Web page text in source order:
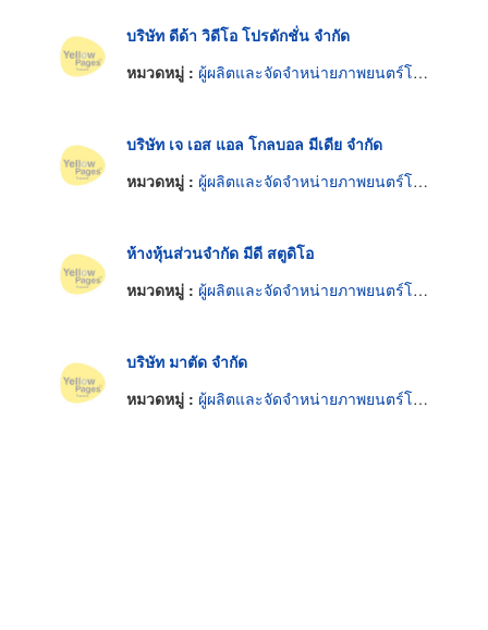
บริษัท ดีด้า วิดีโอ โปรดักชั่น จำกัด
หมวดหมู่ : ผู้ผลิตและจัดจำหน่ายภาพยนตร์โทรทัศน์
บริษัท เจ เอส แอล โกลบอล มีเดีย จำกัด
หมวดหมู่ : ผู้ผลิตและจัดจำหน่ายภาพยนตร์โทรทัศน์
ห้างหุ้นส่วนจำกัด มีดี สตูดิโอ
หมวดหมู่ : ผู้ผลิตและจัดจำหน่ายภาพยนตร์โทรทัศน์
บริษัท มาตัด จำกัด
หมวดหมู่ : ผู้ผลิตและจัดจำหน่ายภาพยนตร์โทรทัศน์